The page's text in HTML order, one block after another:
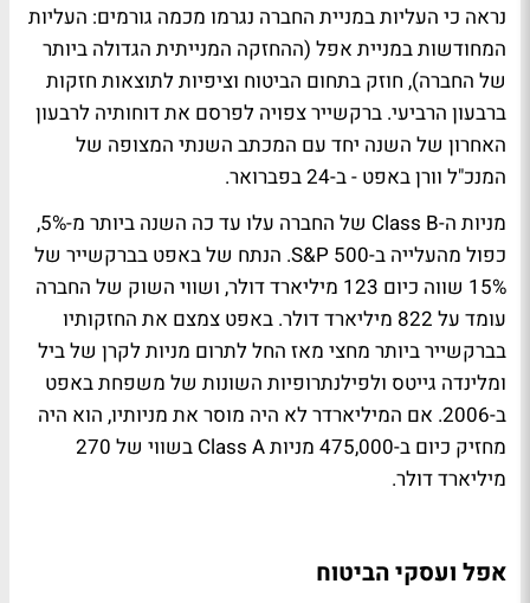
נראה כי העליות במניית החברה נגרמו מכמה גורמים: העליות
המחודשות במניית אפל (ההחזקה המנייתית הגדולה ביותר
של החברה), חוזק בתחום הביטוח וציפיות לתוצאות חזקות
ברבעון הרביעי. ברקשייר צפויה לפרסם את דוחותיה לרבעון
האחרון של השנה יחד עם המכתב השנתי המצופה של
המנכ"ל וורן באפט - ב-24 בפברואר.
מניות ה-Class B של החברה עלו עד כה השנה ביותר מ-5%,
כפול מהעלייה ב-S&P 500. הנתח של באפט בברקשייר של
15% שווה כיום 123 מיליארד דולר, ושווי השוק של החברה
עומד על 822 מיליארד דולר. באפט צמצם את החזקותיו
בברקשייר ביותר מחצי מאז החל לתרום מניות לקרן של ביל
ומלינדה גייטס ולפילנתרופיות השונות של משפחת באפט
ב-2006. אם המיליארדר לא היה מוסר את מניותיו, הוא היה
מחזיק כיום ב-475,000 מניות Class A בשווי של 270
מיליארד דולר.
אפל ועסקי הביטוח